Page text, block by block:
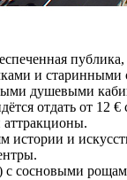
и старинными
душевыми
отдать от 12
и
сосновыми